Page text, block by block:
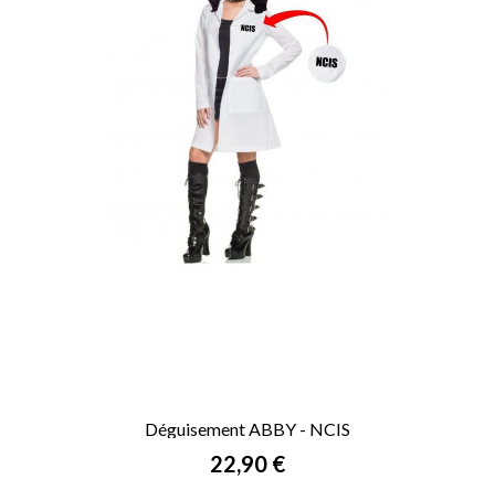
Déguisement ABBY - NCIS
Prix
22,90 €